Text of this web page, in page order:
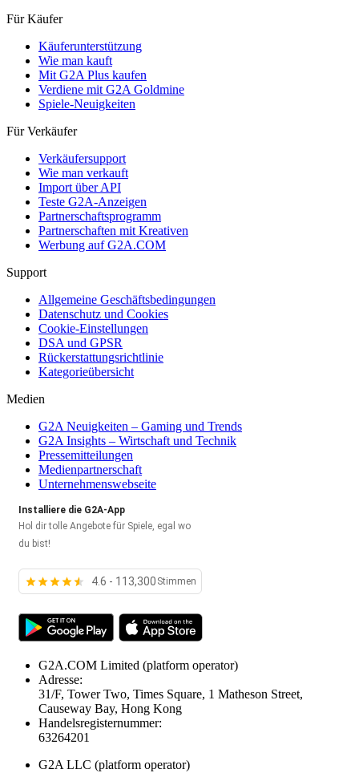
Für Käufer
Käuferunterstützung
Wie man kauft
Mit G2A Plus kaufen
Verdiene mit G2A Goldmine
Spiele-Neuigkeiten
Für Verkäufer
Verkäufersupport
Wie man verkauft
Import über API
Teste G2A-Anzeigen
Partnerschaftsprogramm
Partnerschaften mit Kreativen
Werbung auf G2A.COM
Support
Allgemeine Geschäftsbedingungen
Datenschutz und Cookies
Cookie-Einstellungen
DSA und GPSR
Rückerstattungsrichtlinie
Kategorieübersicht
Medien
G2A Neuigkeiten – Gaming und Trends
G2A Insights – Wirtschaft und Technik
Pressemitteilungen
Medienpartnerschaft
Unternehmenswebseite
Installiere die G2A-App
Hol dir tolle Angebote für Spiele, egal wo
du bist!
4.6 - 113,300 Stimmen
G2A.COM Limited (platform operator)
Adresse:
31/F, Tower Two, Times Square, 1 Matheson Street,
Causeway Bay, Hong Kong
Handelsregisternummer:
63264201
G2A LLC (platform operator)